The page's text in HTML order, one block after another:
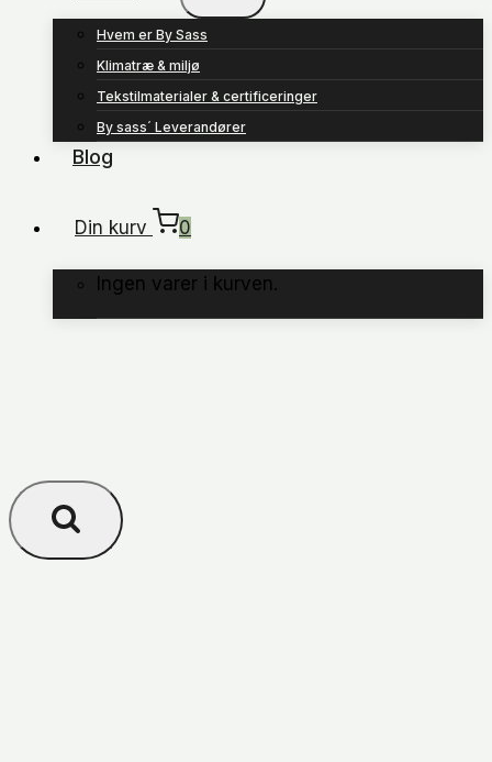
Hvem er By Sass
Klimatræ & miljø
Tekstilmaterialer & certificeringer
By sass´ Leverandører
Blog
Din kurv 0
Ingen varer i kurven.